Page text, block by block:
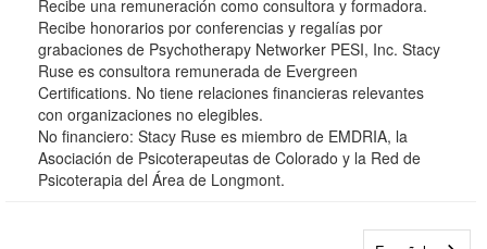
Recibe una remuneración como consultora y formadora.
Recibe honorarios por conferencias y regalías por
grabaciones de Psychotherapy Networker PESI, Inc. Stacy
Ruse es consultora remunerada de Evergreen
Certifications. No tiene relaciones financieras relevantes
con organizaciones no elegibles.
No financiero: Stacy Ruse es miembro de EMDRIA, la
Asociación de Psicoterapeutas de Colorado y la Red de
Psicoterapia del Área de Longmont.